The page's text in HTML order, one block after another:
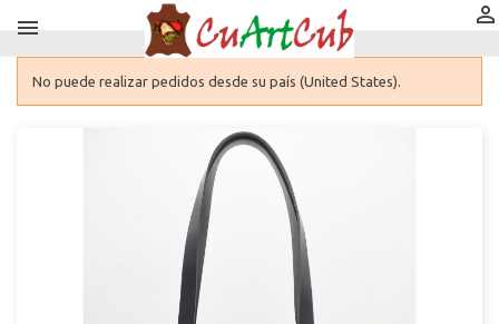
 
No puede realizar pedidos desde su país (United States).